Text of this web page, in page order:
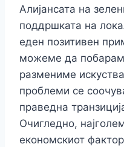
Алијансата на
поддршката на
еден позитивен
можеме да
размениме
проблеми се
праведна
Очигледно,
економскиот